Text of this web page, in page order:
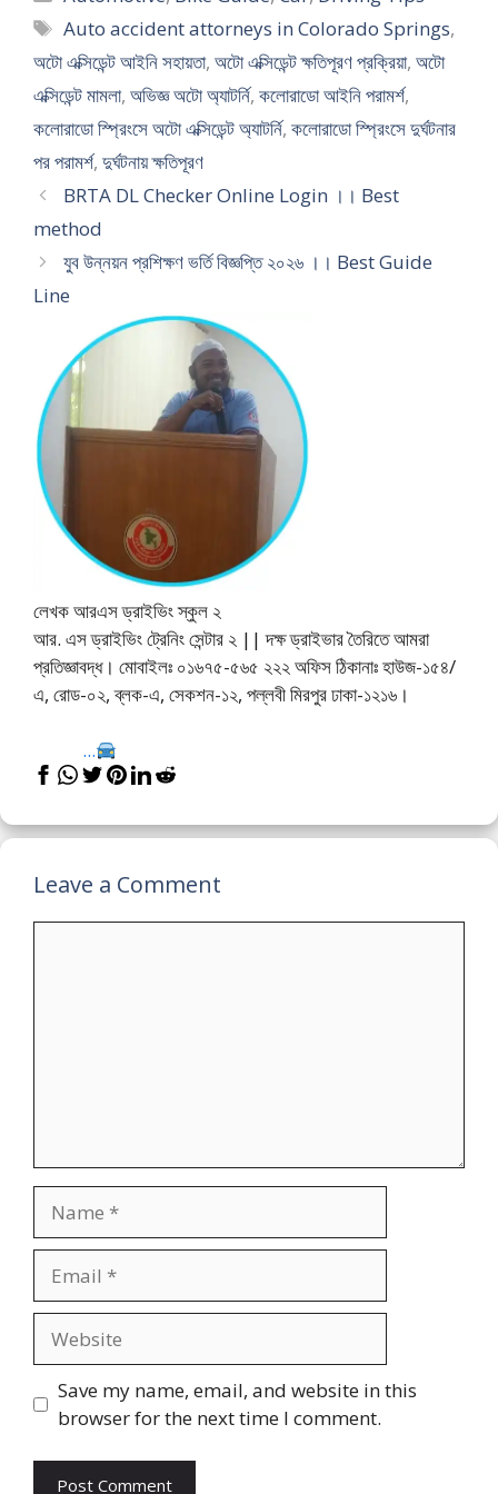
Tags
Auto accident attorneys in Colorado Springs,
অটো এক্সিডেন্ট আইনি সহায়তা, অটো এক্সিডেন্ট ক্ষতিপূরণ প্রক্রিয়া, অটো
এক্সিডেন্ট মামলা, অভিজ্ঞ অটো অ্যাটর্নি, কলোরাডো আইনি পরামর্শ,
কলোরাডো স্প্রিংসে অটো এক্সিডেন্ট অ্যাটর্নি, কলোরাডো স্প্রিংসে দুর্ঘটনার
পর পরামর্শ, দুর্ঘটনায় ক্ষতিপূরণ
BRTA DL Checker Online Login ।। Best
method
যুব উন্নয়ন প্রশিক্ষণ ভর্তি বিজ্ঞপ্তি ২০২৬ ।। Best Guide
Line
লেখক আরএস ড্রাইভিং স্কুল ২
আর. এস ড্রাইভিং ট্রেনিং সেন্টার ২ || দক্ষ ড্রাইভার তৈরিতে আমরা
প্রতিজ্ঞাবদ্ধ। মোবাইলঃ ০১৬৭৫-৫৬৫ ২২২ অফিস ঠিকানাঃ হাউজ-১৫৪/
এ, রোড-০২, ব্লক-এ, সেকশন-১২, পল্লবী মিরপুর ঢাকা-১২১৬।
...
Leave a Comment
Save my name, email, and website in this
browser for the next time I comment.